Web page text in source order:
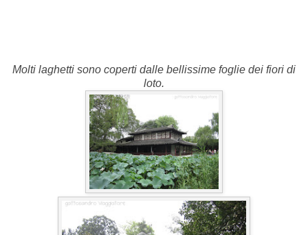
Molti laghetti sono coperti dalle bellissime foglie dei fiori di
loto.